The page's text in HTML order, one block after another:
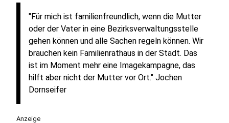
"Für mich ist familienfreundlich, wenn die Mutter
oder der Vater in eine Bezirksverwaltungsstelle
gehen können und alle Sachen regeln können. Wir
brauchen kein Familienrathaus in der Stadt. Das
ist im Moment mehr eine Imagekampagne, das
hilft aber nicht der Mutter vor Ort." Jochen
Dornseifer
Anzeige